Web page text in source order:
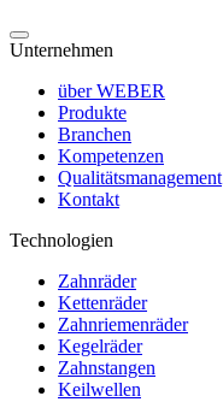
Unternehmen
über WEBER
Produkte
Branchen
Kompetenzen
Qualitätsmanagement
Kontakt
Technologien
Zahnräder
Kettenräder
Zahnriemenräder
Kegelräder
Zahnstangen
Keilwellen